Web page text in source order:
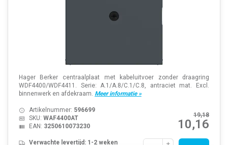
Hager Berker centraalplaat met kabeluitvoer zonder draagring
WDF4400/WDF4411. Serie: A.1/A.8/C.1/C.8, antraciet mat. Excl.
binnenwerk en afdekraam. Meer informatie »
19,18
10,16
Artikelnummer: 596699
SKU: WAF4400AT
EAN: 3250610073230
Verwachte levertijd: 1-2 weken